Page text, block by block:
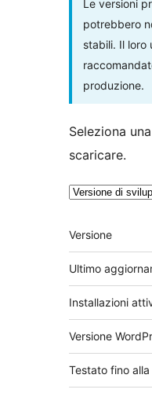
Le versioni
potrebbero
stabili. Il loro
produzione.
Seleziona
scaricare.
Meta
Versione
Ultimo
Installazioni
Versione
Testato fino